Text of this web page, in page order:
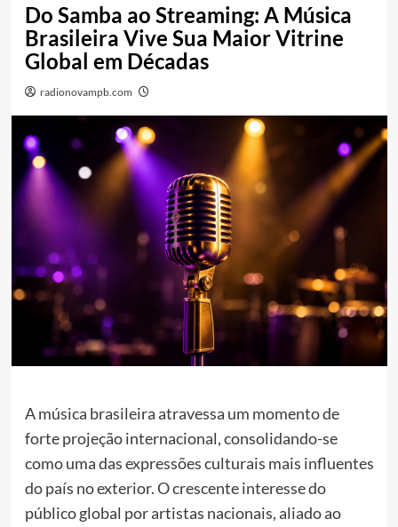
Do Samba ao Streaming: A Música
Brasileira Vive Sua Maior Vitrine
Global em Décadas
radionovampb.com
A música brasileira atravessa um momento de
forte projeção internacional, consolidando-se
como uma das expressões culturais mais influentes
do país no exterior. O crescente interesse do
público global por artistas nacionais, aliado ao